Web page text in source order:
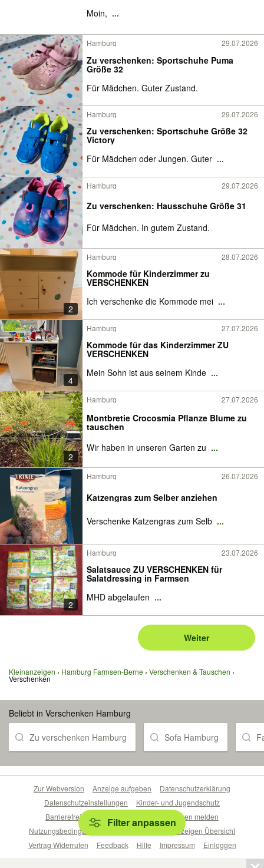
Moin, ...
Hamburg 29.07.2026
Zu verschenken: Sportschuhe Puma
Größe 32
Für Mädchen. Guter Zustand.
Hamburg 29.07.2026
Zu verschenken: Sportschuhe Größe 32
Victory
Für Mädchen oder Jungen. Guter ...
Hamburg 29.07.2026
Zu verschenken: Hausschuhe Größe 31
Für Mädchen. In gutem Zustand.
2
Hamburg 28.07.2026
Kommode für Kinderzimmer zu
VERSCHENKEN
Ich verschenke die Kommode mei ...
4
Hamburg 27.07.2026
Kommode für das Kinderzimmer ZU
VERSCHENKEN
Mein Sohn ist aus seinem Kinde ...
2
Hamburg 27.07.2026
Montbretie Crocosmia Pflanze Blume zu
tauschen
Wir haben in unseren Garten zu ...
Hamburg 26.07.2026
Katzengras zum Selber anziehen
Verschenke Katzengras zum Selb ...
2
Hamburg 23.07.2026
Salatsauce ZU VERSCHENKEN für
Salatdressing in Farmsen
MHD abgelaufen ...
Weiter
Kleinanzeigen Hamburg Farmsen-Berne Verschenken & Tauschen
Verschenken
Beliebt in Verschenken Hamburg
Zu verschenken Hamburg Sofa Hamburg
Filter anpassen
Zur Webversion Anzeige aufgeben
Datenschutzerklärung
Datenschutzeinstellungen
Kinder- und Jugendschutz
Barrierefreiheitserklärung
Sicherheitslücken melden
Nutzungsbedingungen
Beliebte Suchen
Anzeigen Übersicht
Vertrag Widerrufen
Feedback Hilfe Impressum Einloggen